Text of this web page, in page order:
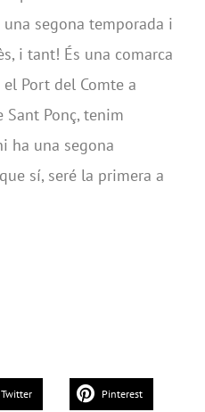
segona temporada i
i tant! És una comarca
Port del Comte a
Sant Ponç, tenim
ha una segona
sí, seré la primera a
Twitter Pinterest